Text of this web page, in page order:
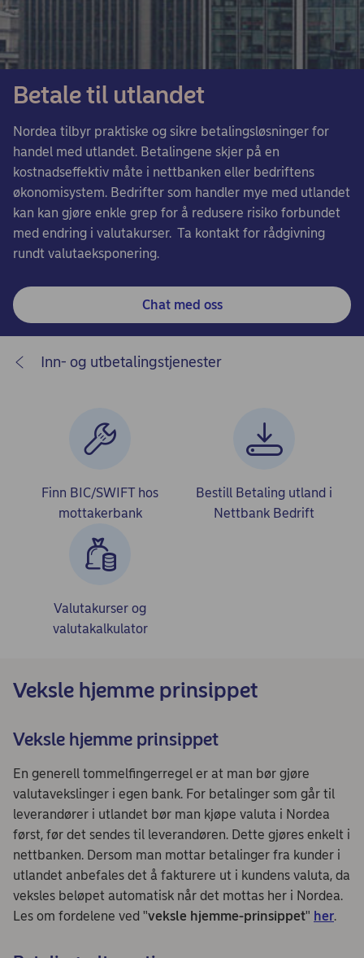
Betale til utlandet
Nordea tilbyr praktiske og sikre betalingsløsninger for
handel med utlandet. Betalingene skjer på en
kostnadseffektiv måte i nettbanken eller bedriftens
økonomisystem. Bedrifter som handler mye med utlandet
kan kan gjøre enkle grep for å redusere risiko forbundet
med endring i valutakurser. Ta kontakt for rådgivning
rundt valutaeksponering.
Chat med oss
Inn- og utbetalingstjenester
Finn BIC/SWIFT hos
mottakerbank
Bestill Betaling utland i
Nettbank Bedrift
Valutakurser og
valutakalkulator
Veksle hjemme prinsippet
Veksle hjemme prinsippet
En generell tommelfingerregel er at man bør gjøre
valutavekslinger i egen bank. For betalinger som går til
leverandører i utlandet bør man kjøpe valuta i Nordea
først, før det sendes til leverandøren. Dette gjøres enkelt i
nettbanken. Dersom man mottar betalinger fra kunder i
utlandet anbefales det å fakturere ut i kundens valuta, da
veksles beløpet automatisk når det mottas her i Nordea.
Les om fordelene ved "veksle hjemme-prinsippet" her.